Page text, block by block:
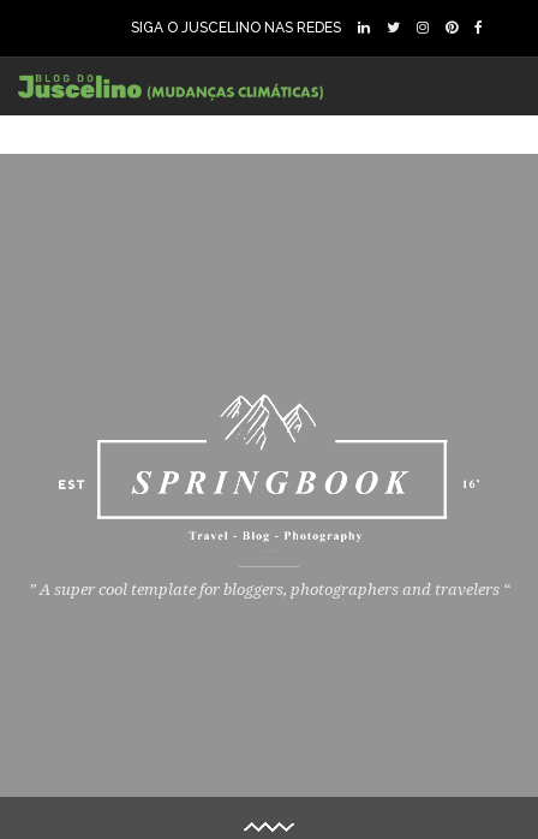
SIGA O JUSCELINO NAS REDES
” A super cool template for bloggers, photographers and travelers “